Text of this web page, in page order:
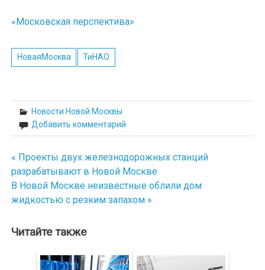
«Московская перспектива»
НоваяМосква ТиНАО
Новости Новой Москвы
Добавить комментарий
Навигация
по
записям
« Проекты двух железнодорожных станций
разрабатывают в Новой Москве
В Новой Москве неизвестные облили дом
жидкостью с резким запахом »
Читайте также